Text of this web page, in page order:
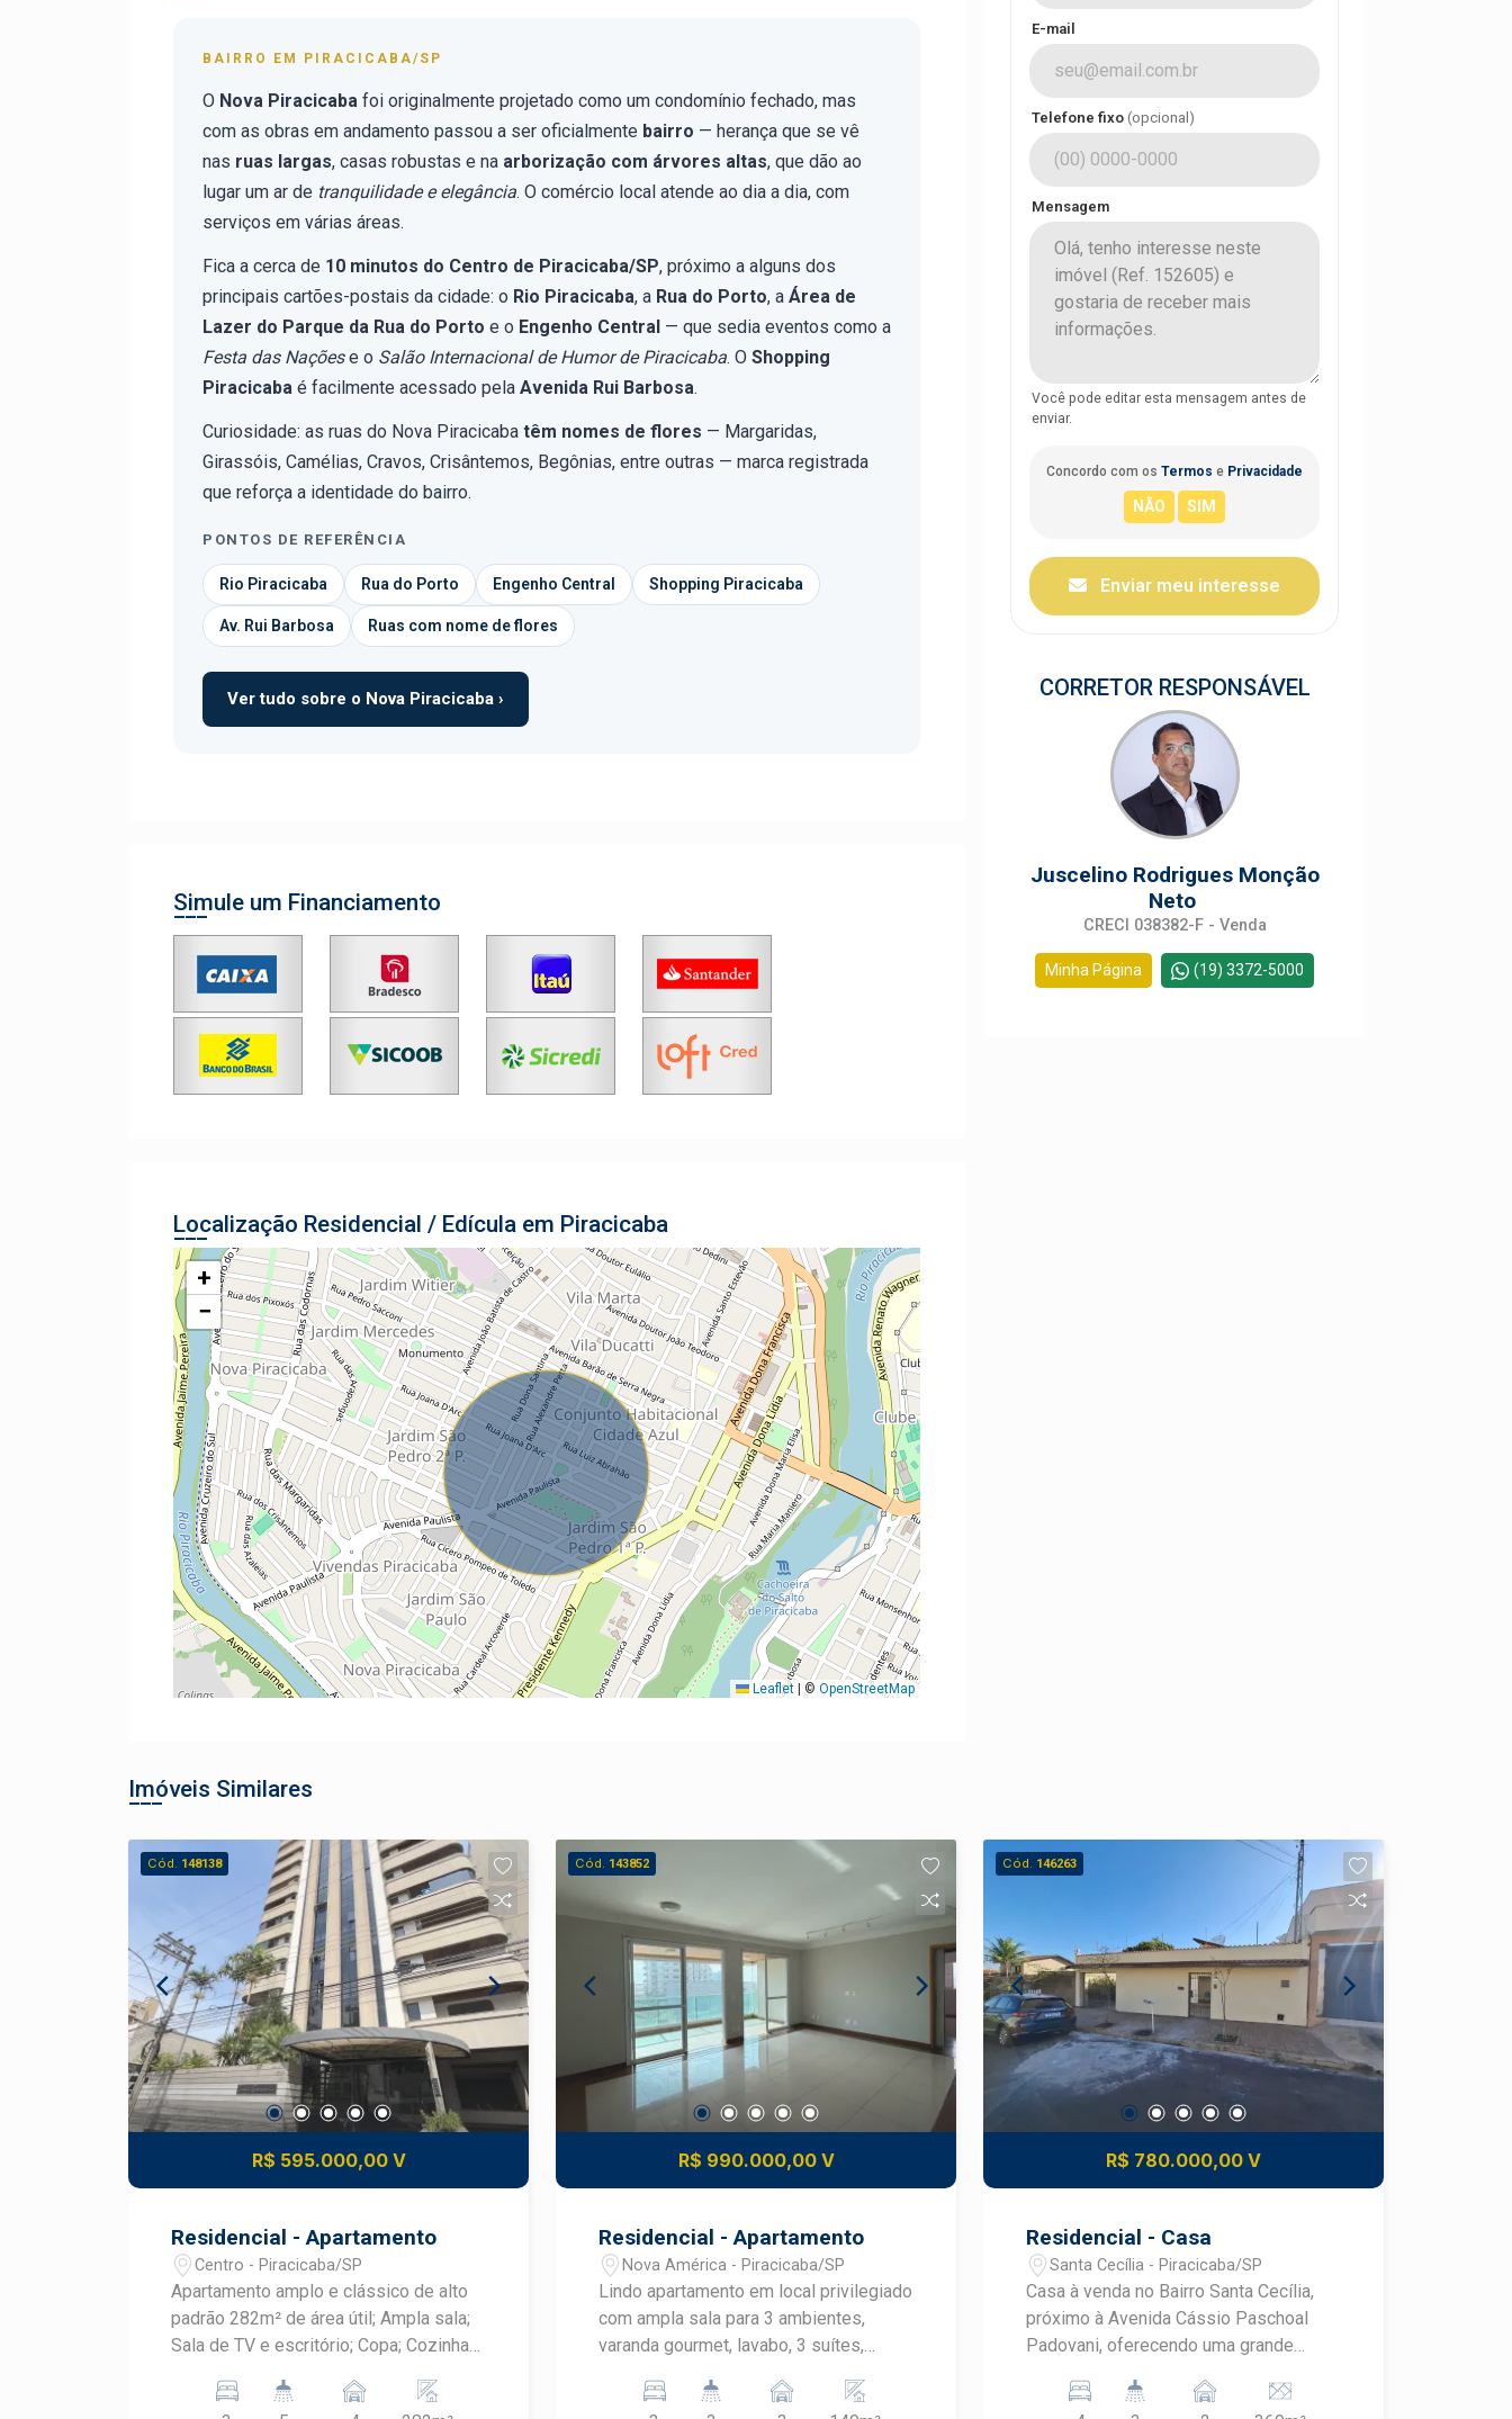
BAIRRO EM PIRACICABA/SP
O Nova Piracicaba foi originalmente projetado como um condomínio fechado, mas
com as obras em andamento passou a ser oficialmente bairro — herança que se vê
nas ruas largas, casas robustas e na arborização com árvores altas, que dão ao
lugar um ar de tranquilidade e elegância. O comércio local atende ao dia a dia, com
serviços em várias áreas.
Fica a cerca de 10 minutos do Centro de Piracicaba/SP, próximo a alguns dos
principais cartões-postais da cidade: o Rio Piracicaba, a Rua do Porto, a Área de
Lazer do Parque da Rua do Porto e o Engenho Central — que sedia eventos como a
Festa das Naçõese o Salão Internacional de Humor de Piracicaba. O Shopping
Piracicaba é facilmente acessado pela Avenida Rui Barbosa.
Curiosidade: as ruas do Nova Piracicaba têm nomes de flores — Margaridas,
Girassóis, Camélias, Cravos, Crisântemos, Begônias, entre outras — marca registrada
que reforça a identidade do bairro.
PONTOS DE REFERÊNCIA
Rio Piracicaba Rua do Porto Engenho Central Shopping Piracicaba
Av. Rui Barbosa Ruas com nome de flores
Ver tudo sobre o Nova Piracicaba ›
Simule um Financiamento
Localização Residencial / Edícula em Piracicaba
+
−
Leaflet © OpenStreetMap
E-mail
Telefone fixo (opcional)
Mensagem
Você pode editar esta mensagem antes de
enviar.
Concordo com os Termos e Privacidade
Enviar meu interesse
CORRETOR RESPONSÁVEL
Juscelino Rodrigues Monção
Neto
CRECI 038382-F - Venda
Minha Página (19) 3372-5000
Imóveis Similares
Cód. 148138
R$ 595.000,00 V
Residencial - Apartamento
Centro - Piracicaba/SP
Apartamento amplo e clássico de alto
padrão 282m² de área útil; Ampla sala;
Sala de TV e escritório; Copa; Cozinha
quarto de serviço; 3 suítes completas;
Cód. 143852
R$ 990.000,00 V
Residencial - Apartamento
Nova América - Piracicaba/SP
Lindo apartamento em local privilegiado
com ampla sala para 3 ambientes,
varanda gourmet, lavabo, 3 suítes,
condicionado na sala e na suíte
Cód. 146263
R$ 780.000,00 V
Residencial - Casa
Santa Cecília - Piracicaba/SP
Casa à venda no Bairro Santa Cecília,
próximo à Avenida Cássio Paschoal
Padovani, oferecendo uma grande
poucos metros. - 254m² de área útil; - 4